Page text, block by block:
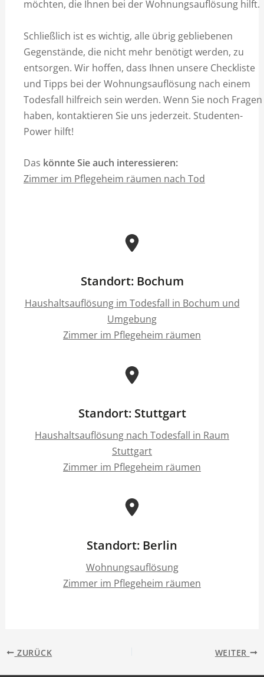
möchten, die Ihnen bei der Wohnungsauflösung hilft.
Schließlich ist es wichtig, alle übrig gebliebenen
Gegenstände, die nicht mehr benötigt werden, zu
entsorgen. Wir hoffen, dass Ihnen unsere Checkliste
und Tipps bei der Wohnungsauflösung nach einem
Todesfall hilfreich sein werden. Wenn Sie noch Fragen
haben, kontaktieren Sie uns jederzeit. Studenten-
Power hilft!
Das könnte Sie auch interessieren:
Zimmer im Pflegeheim räumen nach Tod
Standort: Bochum
Haushaltsauflösung im Todesfall in Bochum und
Umgebung
Zimmer im Pflegeheim räumen
Standort: Stuttgart
Haushaltsauflösung nach Todesfall in Raum
Stuttgart
Zimmer im Pflegeheim räumen
Standort: Berlin
Wohnungsauflösung
Zimmer im Pflegeheim räumen
ZURÜCK WEITER